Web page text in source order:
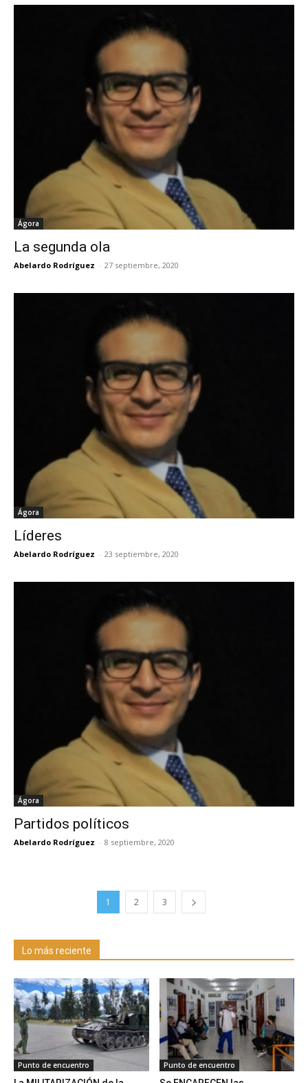
Ágora
La segunda ola
Abelardo Rodríguez - 27 septiembre, 2020
Ágora
Líderes
Abelardo Rodríguez - 23 septiembre, 2020
Ágora
Partidos políticos
Abelardo Rodríguez - 8 septiembre, 2020
1 2 3
Lo más reciente
Punto de encuentro Punto de encuentro